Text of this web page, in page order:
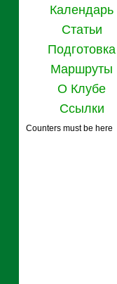
Календарь
Статьи
Подготовка
Маршруты
О Клубе
Ссылки
Counters must be here